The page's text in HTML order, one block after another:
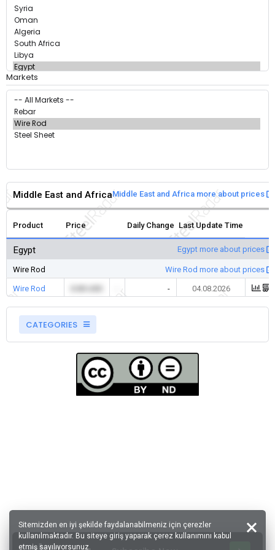
Markets
Middle East and AfricaMiddle East and Africa more about prices
Product Price Daily Change Last Update Time
Egypt Egypt more about prices
Wire Rod Wire Rod more about prices
Wire Rod - 04.08.2026
CATEGORIES
Sitemizden en iyi şekilde faydalanabilmeniz için çerezler
kullanılmaktadır. Bu siteye giriş yaparak çerez kullanımını kabul
etmiş sayılıyorsunuz.